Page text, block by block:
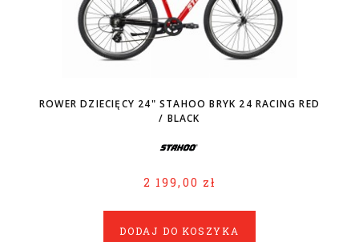
ROWER DZIECIĘCY 24" STAHOO BRYK 24 RACING RED
/ BLACK
2 199,00 zł
DODAJ DO KOSZYKA